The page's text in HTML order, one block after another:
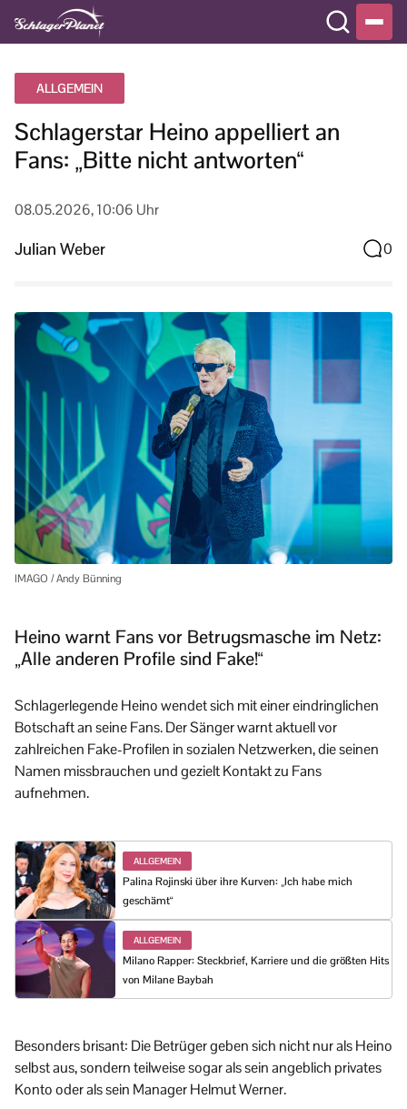
ALLGEMEIN
Schlagerstar Heino appelliert an
Fans: „Bitte nicht antworten“
08.05.2026, 10:06 Uhr
Julian Weber 0
IMAGO / Andy Bünning
Heino warnt Fans vor Betrugsmasche im Netz:
„Alle anderen Profile sind Fake!“
Schlagerlegende Heino wendet sich mit einer eindringlichen
Botschaft an seine Fans. Der Sänger warnt aktuell vor
zahlreichen Fake-Profilen in sozialen Netzwerken, die seinen
Namen missbrauchen und gezielt Kontakt zu Fans
aufnehmen.
ALLGEMEIN
Palina Rojinski über ihre Kurven: „Ich habe mich
geschämt“
ALLGEMEIN
Milano Rapper: Steckbrief, Karriere und die größten Hits
von Milane Baybah
Besonders brisant: Die Betrüger geben sich nicht nur als Heino
selbst aus, sondern teilweise sogar als sein angeblich privates
Konto oder als sein Manager Helmut Werner.